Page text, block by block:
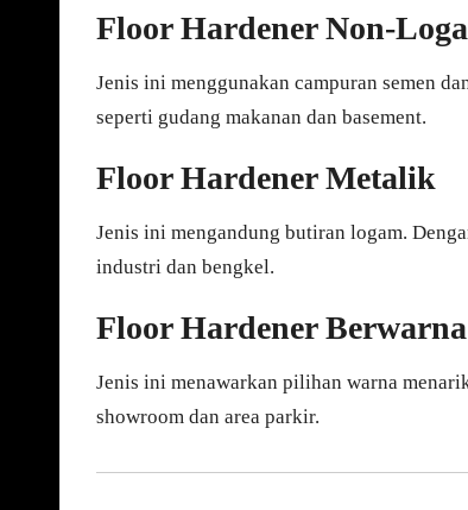
Floor Hardener Non-
Jenis ini menggunakan campuran semen
seperti gudang makanan dan basement.
Floor Hardener Metalik
Jenis ini mengandung butiran logam.
industri dan bengkel.
Floor Hardener Berwarna
Jenis ini menawarkan pilihan warna
showroom dan area parkir.